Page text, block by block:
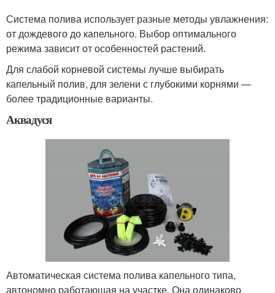
Система полива использует разные методы увлажнения:
от дождевого до капельного. Выбор оптимального
режима зависит от особенностей растений.
Для слабой корневой системы лучше выбирать
капельный полив, для зелени с глубокими корнями —
более традиционные варианты.
Аквадуся
Автоматическая система полива капельного типа,
автономно работающая на участке. Она одинаково